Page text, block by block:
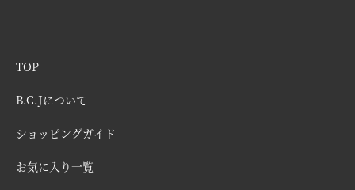
TOP
B.C.Jについて
ショッピングガイド
お気に入り一覧